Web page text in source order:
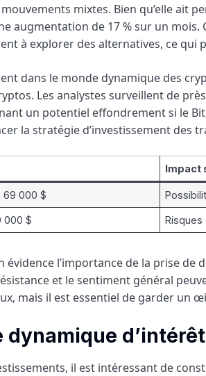
mixtes. Bien qu’elle ait
augmentation de 17 % sur un
à explorer des alternatives, ce
dans le monde dynamique des
Les analystes surveillent de
un potentiel effondrement si le
la stratégie d’investissement des
Impact
69 000 $
000 $
évidence l’importance de la prise
et le sentiment général
mais il est essentiel de garder un
dynamique
il est intéressant de